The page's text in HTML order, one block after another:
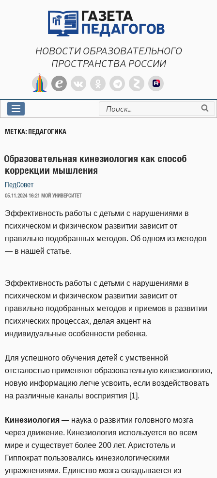
НОВОСТИ ОБРАЗОВАТЕЛЬНОГО
ПРОСТРАНСТВА РОССИИ
Искать:
МЕТКА: ПЕДАГОГИКА
Образовательная кинезиология как способ
коррекции мышления
ПедСовет
ОПУБЛИКОВАНО
05.11.2024 16:21 МОЙ УНИВЕРСИТЕТ
Эффективность работы с детьми с нарушениями в
психическом и физическом развитии зависит от
правильно подобранных методов. Об одном из методов
— в нашей статье.
Эффективность работы с детьми с нарушениями в
психическом и физическом развитии зависит от
правильно подобранных методов и приемов в развитии
психических процессах, делая акцент на
индивидуальные особенности ребенка.
Для успешного обучения детей с умственной
отсталостью применяют образовательную кинезиологию,
новую информацию легче усвоить, если воздействовать
на различные каналы восприятия [1].
Кинезиология — наука о развитии головного мозга
через движение. Кинезиология используется во всем
мире и существует более 200 лет. Аристотель и
Гиппократ пользовались кинезиологическими
упражнениями. Единство мозга складывается из